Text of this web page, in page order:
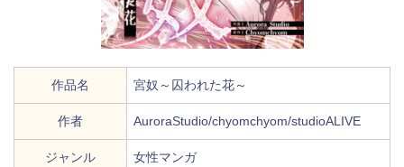
作品名 宮奴～囚われた花～
作者 AuroraStudio/chyomchyom/studioALIVE
ジャンル 女性マンガ